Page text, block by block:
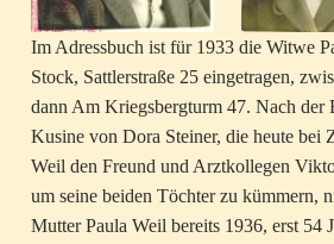
Im Adressbuch ist für 1933 die Witwe
Stock, Sattlerstraße 25 eingetragen,
dann Am Kriegsbergturm 47. Nach der
Kusine von Dora Steiner, die heute bei
Weil den Freund und Arztkollegen
um seine beiden Töchter zu kümmern,
Mutter Paula Weil bereits 1936, erst 54